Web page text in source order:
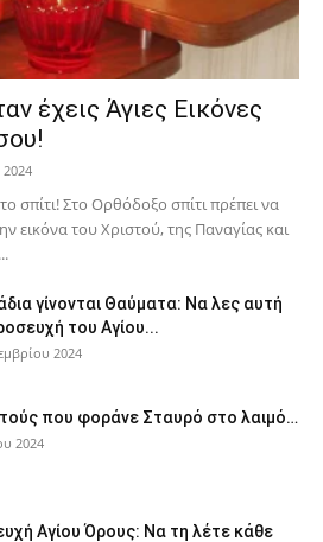
έχεις Άγιες Εικόνες
2024
σπίτι! Στο Ορθόδοξο σπίτι πρέπει να
εικόνα του Χριστού, της Παν­αγίας και
γίνονται Θαύματα: Να λες αυτή
του Αγίου...
2024
που φοράνε Σταυρό στο λαιμό…
2024
Αγίου Όρους: Να τη λέτε κάθε